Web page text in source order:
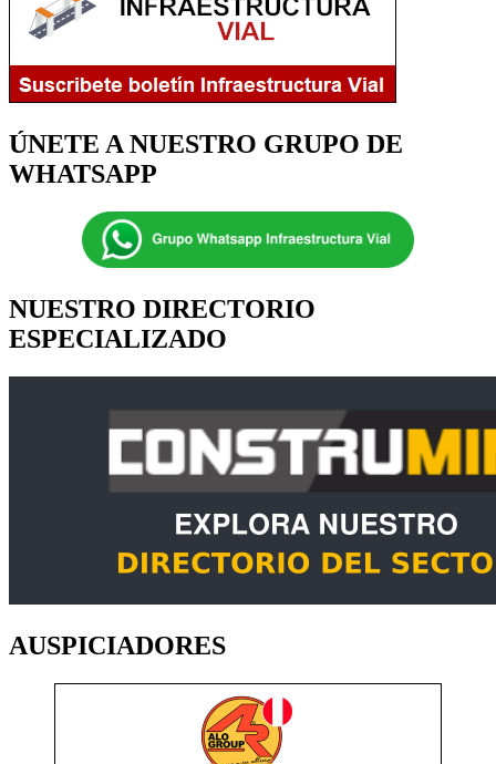
ÚNETE A NUESTRO GRUPO DE
WHATSAPP
NUESTRO DIRECTORIO
ESPECIALIZADO
AUSPICIADORES